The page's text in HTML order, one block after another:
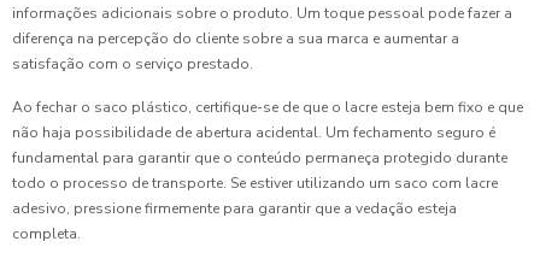
informações adicionais sobre o produto. Um toque pessoal pode fazer a
diferença na percepção do cliente sobre a sua marca e aumentar a
satisfação com o serviço prestado.
Ao fechar o saco plástico, certifique-se de que o lacre esteja bem fixo e que
não haja possibilidade de abertura acidental. Um fechamento seguro é
fundamental para garantir que o conteúdo permaneça protegido durante
todo o processo de transporte. Se estiver utilizando um saco com lacre
adesivo, pressione firmemente para garantir que a vedação esteja
completa.